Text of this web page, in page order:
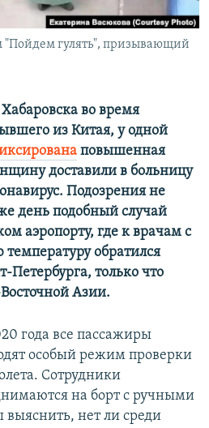
гулять", призывающий
во время
из Китая, у одной
повышенная
доставили в больницу
Подозрения не
день подобный случай
аэропорту, где к врачам с
обратился
Петербурга, только что
Азии.
года все пассажиры
особый режим проверки
Сотрудники
на борт с ручными
выяснить, нет ли среди